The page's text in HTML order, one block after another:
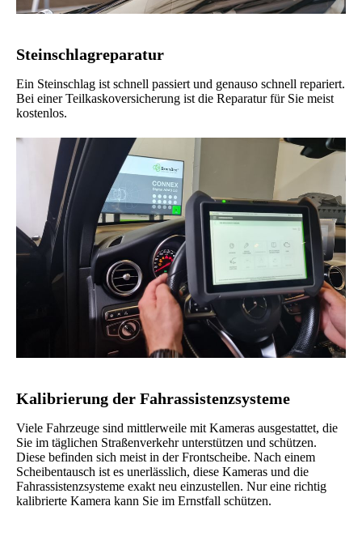
Steinschlagreparatur
Ein Steinschlag ist schnell passiert und genauso schnell repariert.
Bei einer Teilkaskoversicherung ist die Reparatur für Sie meist
kostenlos.
Kalibrierung der Fahrassistenzsysteme
Viele Fahrzeuge sind mittlerweile mit Kameras ausgestattet, die
Sie im täglichen Straßenverkehr unterstützen und schützen.
Diese befinden sich meist in der Frontscheibe. Nach einem
Scheibentausch ist es unerlässlich, diese Kameras und die
Fahrassistenzsysteme exakt neu einzustellen. Nur eine richtig
kalibrierte Kamera kann Sie im Ernstfall schützen.